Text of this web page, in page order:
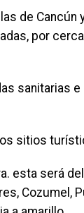
de Cancún
por
sanitarias e
sitios
esta será
Cozumel,